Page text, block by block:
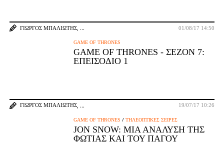
ΓΙΏΡΓΟΣ ΜΠΑΛΙΏΤΗΣ 01/08/17 14:50
GAME OF THRONES
GAME OF THRONES - ΣΕΖΌΝ 7:
ΕΠΕΙΣΌΔΙΟ 1
ΓΙΏΡΓΟΣ ΜΠΑΛΙΏΤΗΣ 19/07/17 10:26
GAME OF THRONES /ΤΗΛΕΟΠΤΙΚΈΣ ΣΕΙΡΈΣ
JON SNOW: ΜΙΑ ΑΝΆΛΥΣΗ ΤΗΣ
ΦΩΤΙΆΣ ΚΑΙ ΤΟΥ ΠΆΓΟΥ